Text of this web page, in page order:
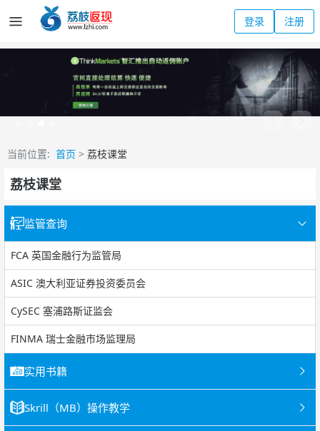
登录 注册
当前位置: 首页 > 荔枝课堂
荔枝课堂
监管查询
FCA 英国金融行为监管局
ASIC 澳大利亚证券投资委员会
CySEC 塞浦路斯证监会
FINMA 瑞士金融市场监理局
实用书籍
Skrill（MB）操作教学